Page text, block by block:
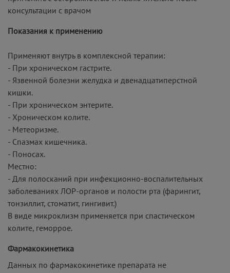
консультации с врачом
Показания к применению
Применяют внутрь в комплексной терапии:
- При хроническом гастрите.
- Язвенной болезни желудка и двенадцатиперстной
кишки.
- При хроническом энтерите.
- Хроническом колите.
- Метеоризме.
- Спазмах кишечника.
- Поносах.
Местно:
- Для полосканий при инфекционно-воспалительных
заболеваниях ЛОР-органов и полости рта (фарингит,
тонзиллит, стоматит, гингивит.)
В виде микроклизм применяется при спастическом
колите, геморрое.
Фармакокинетика
Данных по фармакокинетике препарата не